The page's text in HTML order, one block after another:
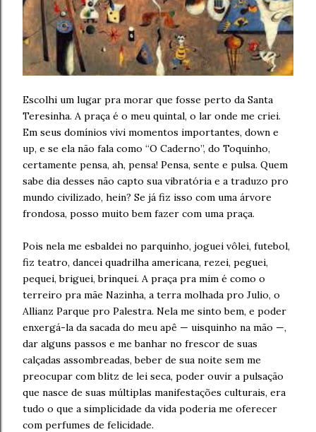
Escolhi um lugar pra morar que fosse perto da Santa
Teresinha. A praça é o meu quintal, o lar onde me criei.
Em seus domínios vivi momentos importantes, down e
up, e se ela não fala como “O Caderno”, do Toquinho,
certamente pensa, ah, pensa! Pensa, sente e pulsa. Quem
sabe dia desses não capto sua vibratória e a traduzo pro
mundo civilizado, hein? Se já fiz isso com uma árvore
frondosa, posso muito bem fazer com uma praça.
Pois nela me esbaldei no parquinho, joguei vôlei, futebol,
fiz teatro, dancei quadrilha americana, rezei, peguei,
pequei, briguei, brinquei. A praça pra mim é como o
terreiro pra mãe Nazinha, a terra molhada pro Julio, o
Allianz Parque pro Palestra. Nela me sinto bem, e poder
enxergá-la da sacada do meu apê — uisquinho na mão —,
dar alguns passos e me banhar no frescor de suas
calçadas assombreadas, beber de sua noite sem me
preocupar com blitz de lei seca, poder ouvir a pulsação
que nasce de suas múltiplas manifestações culturais, era
tudo o que a simplicidade da vida poderia me oferecer
com perfumes de felicidade.